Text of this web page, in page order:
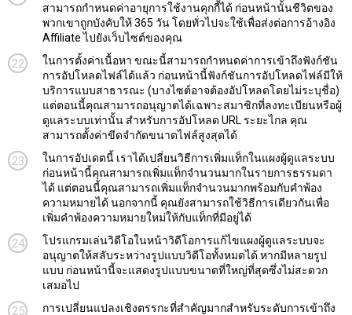
สามารถกำหนดค่าอายุการใช้งานคุกกี้ได้ ก่อนหน้านั้นชีวิตของ
พวกเขาถูกบังคับให้ 365 วัน โดยทั่วไปจะใช้เพื่อส่งต่อการอ้างอิง
Affiliate ไปยังเว็บไซต์ของคุณ
ในการตั้งค่าเนื้อหา ขณะนี้สามารถกำหนดค่าการเข้าถึงฟังก์ชัน
การอัปโหลดไฟล์ได้แล้ว ก่อนหน้านี้ฟังก์ชันการอัปโหลดไฟล์มีให้
บริการแบบสาธารณะ (บางไซต์อาจต้องอัปโหลดโดยไม่ระบุชื่อ)
แต่ตอนนี้คุณสามารถอนุญาตได้เฉพาะสมาชิกที่ลงทะเบียนหรือผู้
ดูแลระบบเท่านั้น สำหรับการอัปโหลด URL ระยะไกล คุณ
สามารถตั้งค่าขีดจำกัดขนาดไฟล์สูงสุดได้
ในการอัปเดตนี้ เราได้เปลี่ยนวิธีการเพิ่มแท็กในแผงผู้ดูแลระบบ
ก่อนหน้านี้คุณสามารถเพิ่มแท็กจำนวนมากในรายการธรรมดา
ได้ แต่ตอนนี้คุณสามารถเพิ่มแท็กจำนวนมากพร้อมกับคำพ้อง
ความหมายได้ นอกจากนี้ คุณยังสามารถใช้วิธีการเดียวกันเพื่อ
เพิ่มคำพ้องความหมายใหม่ให้กับแท็กที่มีอยู่ได้
โปรแกรมเล่นวิดีโอในหน้าวิดีโอการแก้ไขแผงผู้ดูแลระบบจะ
อนุญาตให้สลับระหว่างรูปแบบวิดีโอทั้งหมดได้ หากมีหลายรูป
แบบ ก่อนหน้านี้จะแสดงรูปแบบขนาดที่ใหญ่ที่สุดซึ่งไม่สะดวก
เสมอไป
การเปลี่ยนแปลงเชิงตรรกะที่สำคัญมากสำหรับระดับการเข้าถึง